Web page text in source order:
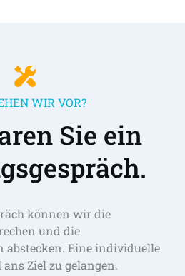
WIR VOR?
Sie ein
können wir die
und die
abstecken. Eine individuelle
Ziel zu gelangen.